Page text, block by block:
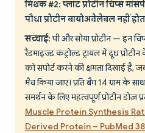
मिथक #2: प्लांट प्रोटीन चिप्स
पौधा प्रोटीन बायोअवेलेबल नहीं
सच्चाई:पी और सोया प्रोटीन — इन
रैंडमाइज्ड कंट्रोल्ड ट्रायल में दूध
को सपोर्ट करने की क्षमता दिखाई है,
मैच किया जाए। प्रति बैग 14 ग्राम के
समर्थन के लिए महत्वपूर्ण प्रोटीन डोज़
Muscle Protein Synthesis
Derived Protein – PubMed